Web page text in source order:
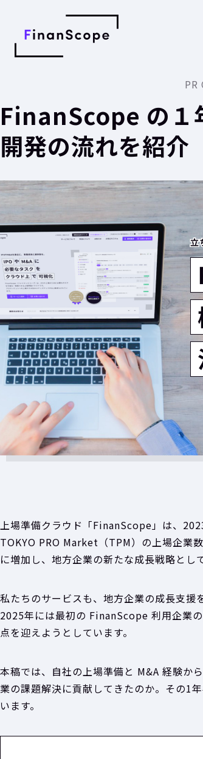
PR
FinanScope の１
開発の流れを紹介
上場準備クラウド「FinanScope」は、
TOKYO PRO Market（TPM）の上場企業
に増加し、地方企業の新たな成長戦略とし
私たちのサービスも、地方企業の成長支援
2025年には最初の FinanScope 利用企業
点を迎えようとしています。
本稿では、自社の上場準備と M&A 経験か
業の課題解決に貢献してきたのか。その1
います。